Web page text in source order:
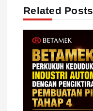
v
Related Posts